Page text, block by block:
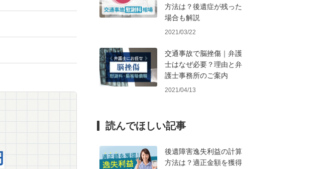
方法は？後遺症が残った
場合も解説
2021/03/22
交通事故で脳挫傷｜弁護
士はなぜ必要？理由と弁
護士事務所のご案内
2021/04/13
読んでほしい記事
後遺障害逸失利益の計算
方法は？適正金額を獲得